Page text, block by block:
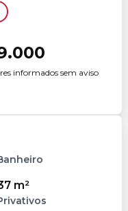
informados sem aviso
m²